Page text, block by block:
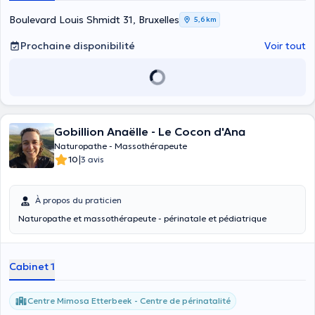
Boulevard Louis Shmidt 31, Bruxelles 5,6 km
Prochaine disponibilité Voir tout
Gobillion Anaëlle - Le Cocon d'Ana
Naturopathe - Massothérapeute
10|3 avis
À propos du praticien
Naturopathe et massothérapeute - périnatale et pédiatrique
Cabinet 1
Centre Mimosa Etterbeek - Centre de périnatalité